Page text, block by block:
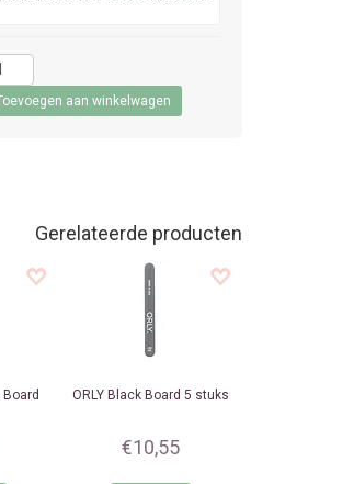
Gerelateerde producten
ORLYBlack Board 5 stuks
€10,55